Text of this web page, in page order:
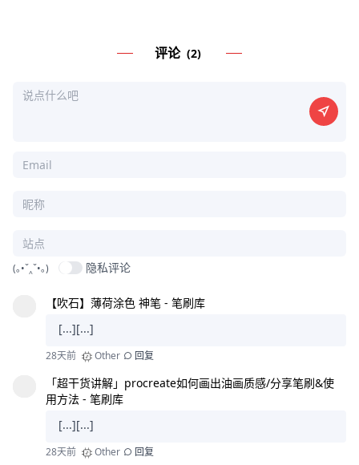
评论 (2)
(｡•ˇ‸ˇ•｡) 隐私评论
【吹石】薄荷涂色 神笔 - 笔刷库
[...][...]
28天前 Other 回复
「超干货讲解」procreate如何画出油画质感/分享笔刷&使
用方法 - 笔刷库
[...][...]
28天前 Other 回复